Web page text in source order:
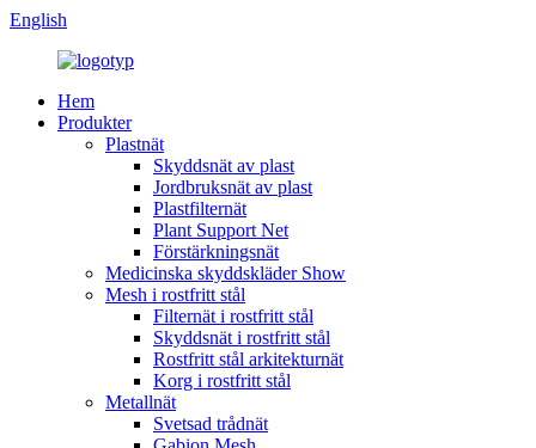
English
Hem
Produkter
Plastnät
Skyddsnät av plast
Jordbruksnät av plast
Plastfilternät
Plant Support Net
Förstärkningsnät
Medicinska skyddskläder Show
Mesh i rostfritt stål
Filternät i rostfritt stål
Skyddsnät i rostfritt stål
Rostfritt stål arkitekturnät
Korg i rostfritt stål
Metallnät
Svetsad trådnät